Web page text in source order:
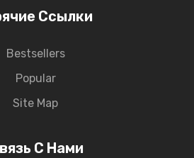
Ссылки
Bestsellers
Popular
Site Map
С Нами